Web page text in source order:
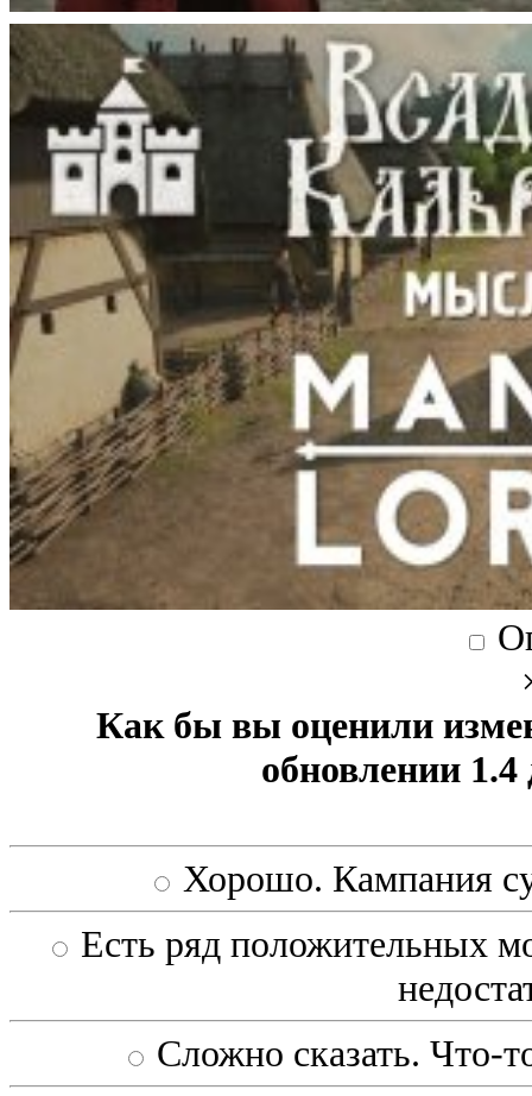
Как бы вы оценили
обновлении
Хорошо. Кампания
Есть ряд положительных
Сложно сказать. Что-